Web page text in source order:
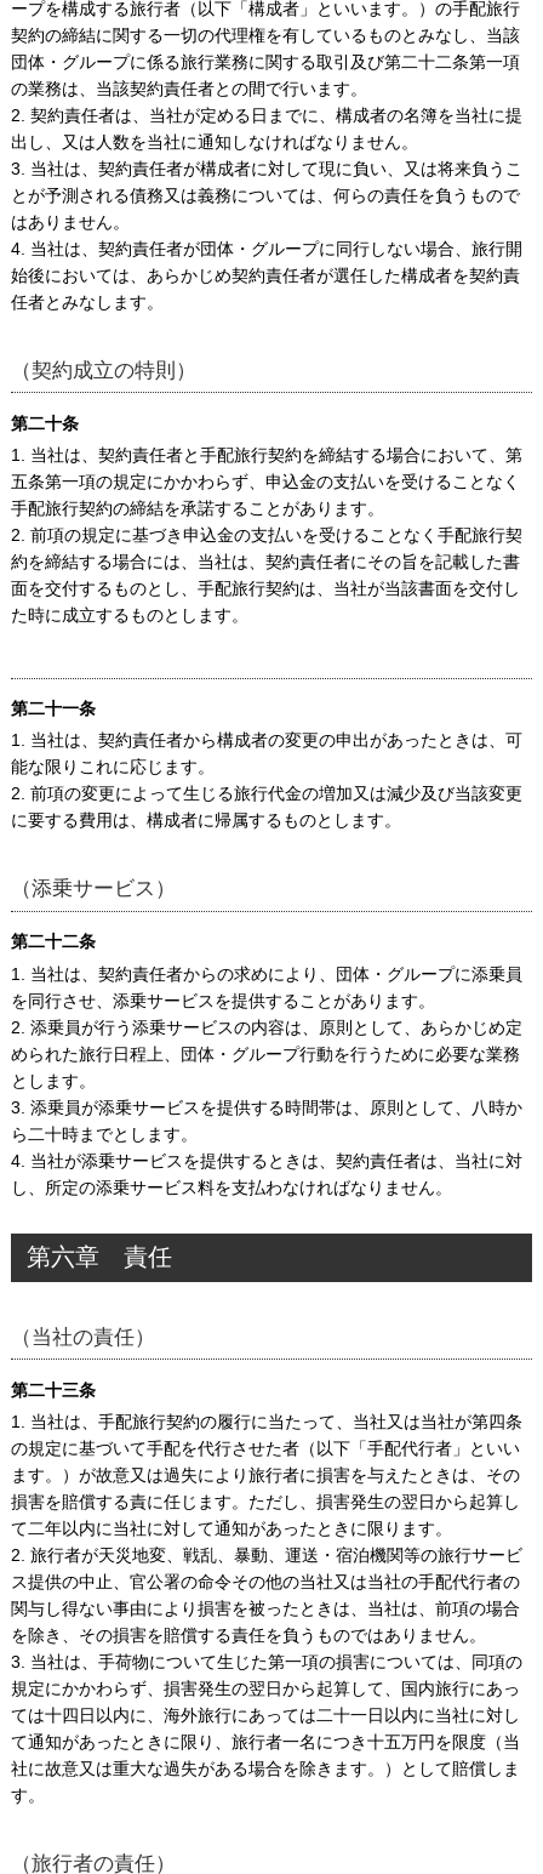
ープを構成する旅行者（以下「構成者」といいます。）の手配旅行
契約の締結に関する一切の代理権を有しているものとみなし、当該
団体・グループに係る旅行業務に関する取引及び第二十二条第一項
の業務は、当該契約責任者との間で行います。
2. 契約責任者は、当社が定める日までに、構成者の名簿を当社に提
出し、又は人数を当社に通知しなければなりません。
3. 当社は、契約責任者が構成者に対して現に負い、又は将来負うこ
とが予測される債務又は義務については、何らの責任を負うもので
はありません。
4. 当社は、契約責任者が団体・グループに同行しない場合、旅行開
始後においては、あらかじめ契約責任者が選任した構成者を契約責
任者とみなします。
（契約成立の特則）
第二十条
1. 当社は、契約責任者と手配旅行契約を締結する場合において、第
五条第一項の規定にかかわらず、申込金の支払いを受けることなく
手配旅行契約の締結を承諾することがあります。
2. 前項の規定に基づき申込金の支払いを受けることなく手配旅行契
約を締結する場合には、当社は、契約責任者にその旨を記載した書
面を交付するものとし、手配旅行契約は、当社が当該書面を交付し
た時に成立するものとします。
第二十一条
1. 当社は、契約責任者から構成者の変更の申出があったときは、可
能な限りこれに応じます。
2. 前項の変更によって生じる旅行代金の増加又は減少及び当該変更
に要する費用は、構成者に帰属するものとします。
（添乗サービス）
第二十二条
1. 当社は、契約責任者からの求めにより、団体・グループに添乗員
を同行させ、添乗サービスを提供することがあります。
2. 添乗員が行う添乗サービスの内容は、原則として、あらかじめ定
められた旅行日程上、団体・グループ行動を行うために必要な業務
とします。
3. 添乗員が添乗サービスを提供する時間帯は、原則として、八時か
ら二十時までとします。
4. 当社が添乗サービスを提供するときは、契約責任者は、当社に対
し、所定の添乗サービス料を支払わなければなりません。
第六章 責任
（当社の責任）
第二十三条
1. 当社は、手配旅行契約の履行に当たって、当社又は当社が第四条
の規定に基づいて手配を代行させた者（以下「手配代行者」といい
ます。）が故意又は過失により旅行者に損害を与えたときは、その
損害を賠償する責に任じます。ただし、損害発生の翌日から起算し
て二年以内に当社に対して通知があったときに限ります。
2. 旅行者が天災地変、戦乱、暴動、運送・宿泊機関等の旅行サービ
ス提供の中止、官公署の命令その他の当社又は当社の手配代行者の
関与し得ない事由により損害を被ったときは、当社は、前項の場合
を除き、その損害を賠償する責任を負うものではありません。
3. 当社は、手荷物について生じた第一項の損害については、同項の
規定にかかわらず、損害発生の翌日から起算して、国内旅行にあっ
ては十四日以内に、海外旅行にあっては二十一日以内に当社に対し
て通知があったときに限り、旅行者一名につき十五万円を限度（当
社に故意又は重大な過失がある場合を除きます。）として賠償しま
す。
（旅行者の責任）